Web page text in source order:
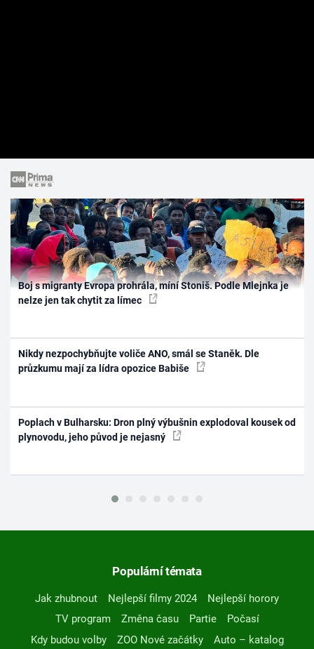
Boj s migranty Evropa prohrála, míní Stoniš. Podle Mlejnka je
nelze jen tak chytit za límec
Nikdy nezpochybňujte voliče ANO, smál se Staněk. Dle
průzkumu mají za lídra opozice Babiše
Poplach v Bulharsku: Dron plný výbušnin explodoval kousek od
plynovodu, jeho původ je nejasný
Populární témata
Jak zhubnout Nejlepší filmy 2024
Nejlepší horory
TV program
Změna času Partie
Počasí
Kdy budou volby
ZOO Nové začátky
Auto – katalog